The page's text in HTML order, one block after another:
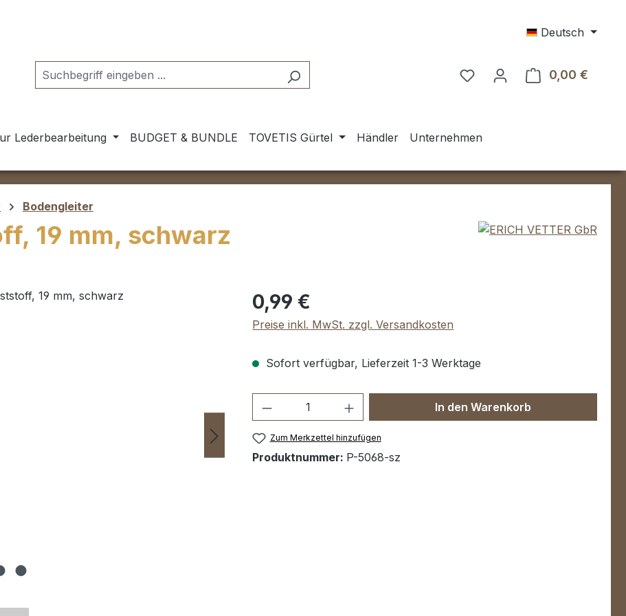
Deutsch
0,00 €
Lederbearbeitung BUDGET & BUNDLE TOVETIS Gürtel Händler Unternehmen
Bodengleiter
19 mm, schwarz
Regulärer Preis:
0,99 €
Preise inkl. MwSt. zzgl. Versandkosten
Sofort verfügbar, Lieferzeit 1-3 Werktage
Produkt Anzahl: Gib den gewünschten Wert
In den Warenkorb
Zum Merkzettel hinzufügen
Produktnummer: P-5068-sz